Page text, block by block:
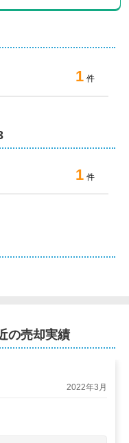
1 件
1 件
の売却実績
2022年3月